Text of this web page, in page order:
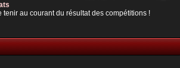
tenir au courant du résultat des compétitions !